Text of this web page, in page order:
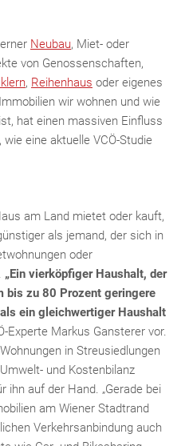
Neubau, Miet- oder
von Genossenschaften,
, Reihenhaus oder eigenes
wir wohnen und wie
hat einen massiven Einfluss
eine aktuelle VCÖ-Studie
am Land mietet oder kauft,
als jemand, der sich in
oder
„Ein vierköpfiger Haushalt, der
bis zu 80 Prozent geringere
ein gleichwertiger Haushalt
Experte Markus Gansterer vor.
in Streusiedlungen
und Kostenbilanz
ihn auf der Hand. „Gerade bei
am Wiener Stadtrand
Verkehrsanbindung auch